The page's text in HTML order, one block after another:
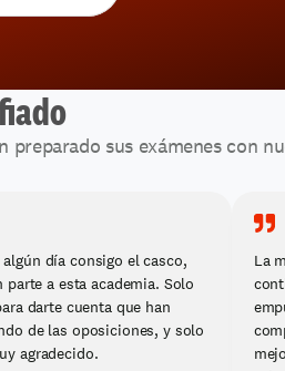
preparado sus exámenes con
algún día consigo el casco,
parte a esta academia. Solo
darte cuenta que han
de las oposiciones, y solo
agradecido.
La